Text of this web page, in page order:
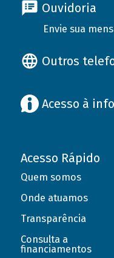
Ouvidoria
Envie sua
Outros
Acesso à
Acesso Rápido
Quem somos
Onde atuamos
Transparência
Consulta a
financiamentos